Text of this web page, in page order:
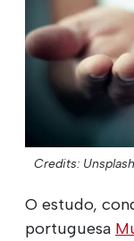
Credits:
O estudo,
portuguesa